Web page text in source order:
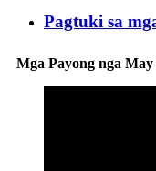
Pagtuki sa
Mga Payong nga